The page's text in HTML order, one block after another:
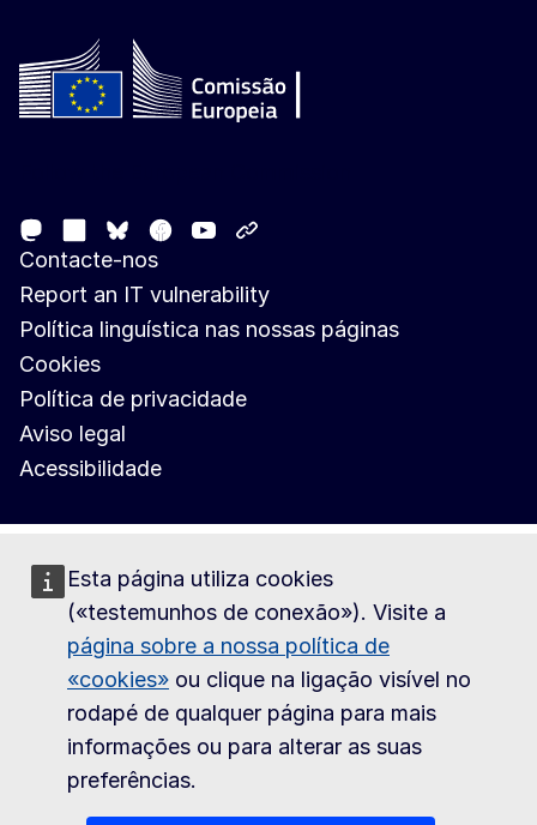
Esta página utiliza cookies
(«testemunhos de conexão»). Visite a
página sobre a nossa política de
«cookies» ou clique na ligação visível no
rodapé de qualquer página para mais
informações ou para alterar as suas
preferências.
MastodonLinkedIn
Bluesky
Facebook
Youtube
Contacte-nos
Report an IT vulnerability
Política linguística nas nossas páginas
Cookies
Política de privacidade
Aviso legal
Acessibilidade